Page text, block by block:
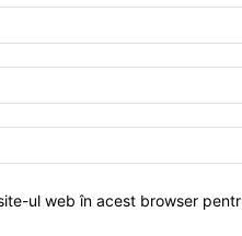
ul web în acest browser